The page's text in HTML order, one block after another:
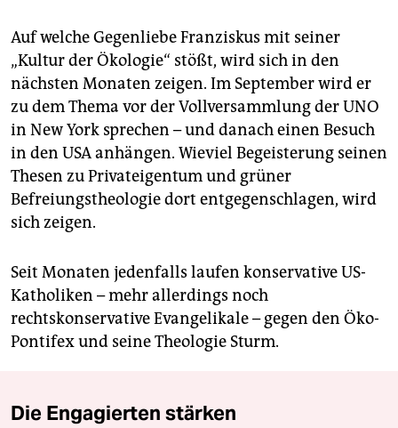
Auf welche Gegenliebe Franziskus mit seiner
„Kultur der Ökologie“ stößt, wird sich in den
nächsten Monaten zeigen. Im September wird er
zu dem Thema vor der Vollversammlung der UNO
in New York sprechen – und danach einen Besuch
in den USA anhängen. Wieviel Begeisterung seinen
Thesen zu Privateigentum und grüner
Befreiungstheologie dort entgegenschlagen, wird
sich zeigen.
Seit Monaten jedenfalls laufen konservative US-
Katholiken – mehr allerdings noch
rechtskonservative Evangelikale – gegen den Öko-
Pontifex und seine Theologie Sturm.
Die Engagierten stärken